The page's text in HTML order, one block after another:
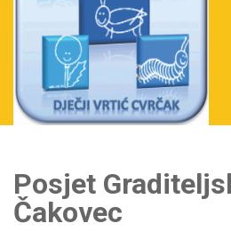
Posjet
Čakovec